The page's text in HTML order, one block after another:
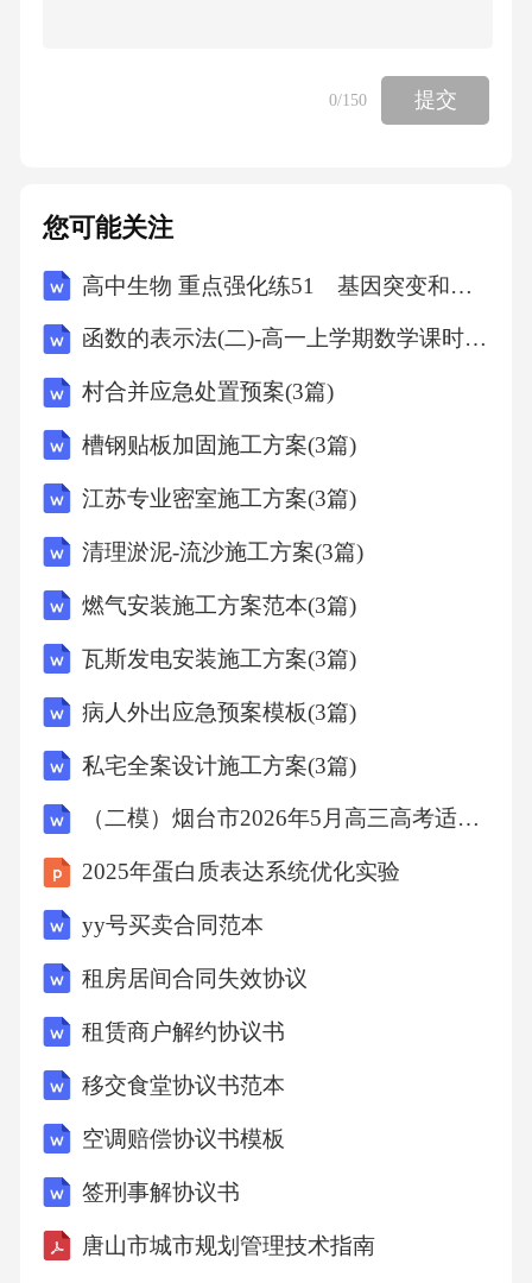
0/150 提交
您可能关注
高中生物 重点强化练51 基因突变和基因重组
函数的表示法(二)-高一上学期数学课时作业人教版A版（含解析）
村合并应急处置预案(3篇)
槽钢贴板加固施工方案(3篇)
江苏专业密室施工方案(3篇)
清理淤泥-流沙施工方案(3篇)
燃气安装施工方案范本(3篇)
瓦斯发电安装施工方案(3篇)
病人外出应急预案模板(3篇)
私宅全案设计施工方案(3篇)
（二模）烟台市2026年5月高三高考适应性测试英语试卷（含答案）+听力音频
2025年蛋白质表达系统优化实验
yy号买卖合同范本
租房居间合同失效协议
租赁商户解约协议书
移交食堂协议书范本
空调赔偿协议书模板
签刑事解协议书
唐山市城市规划管理技术指南